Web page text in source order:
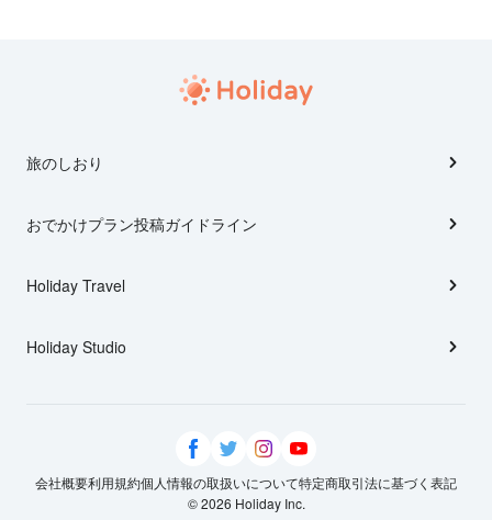
旅のしおり
おでかけプラン投稿ガイドライン
Holiday Travel
Holiday Studio
会社概要利用規約個人情報の取扱いについて特定商取引法に基づく表記
© 2026 Holiday Inc.